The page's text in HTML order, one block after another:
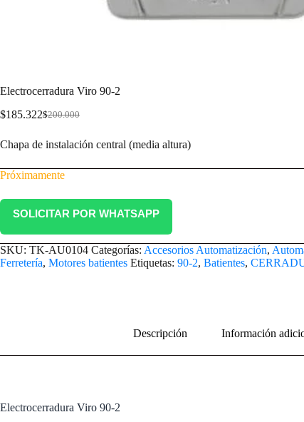
Electrocerradura Viro 90-2
$200.000
$185.322
Chapa de instalación central (media altura)
Próximamente
SOLICITAR POR WHATSAPP
SKU: TK-AU0104 Categorías: Accesorios Automatización,
Ferretería, Motores batientes Etiquetas: 90-2, Batientes,
Descripción Información
Electrocerradura Viro 90-2